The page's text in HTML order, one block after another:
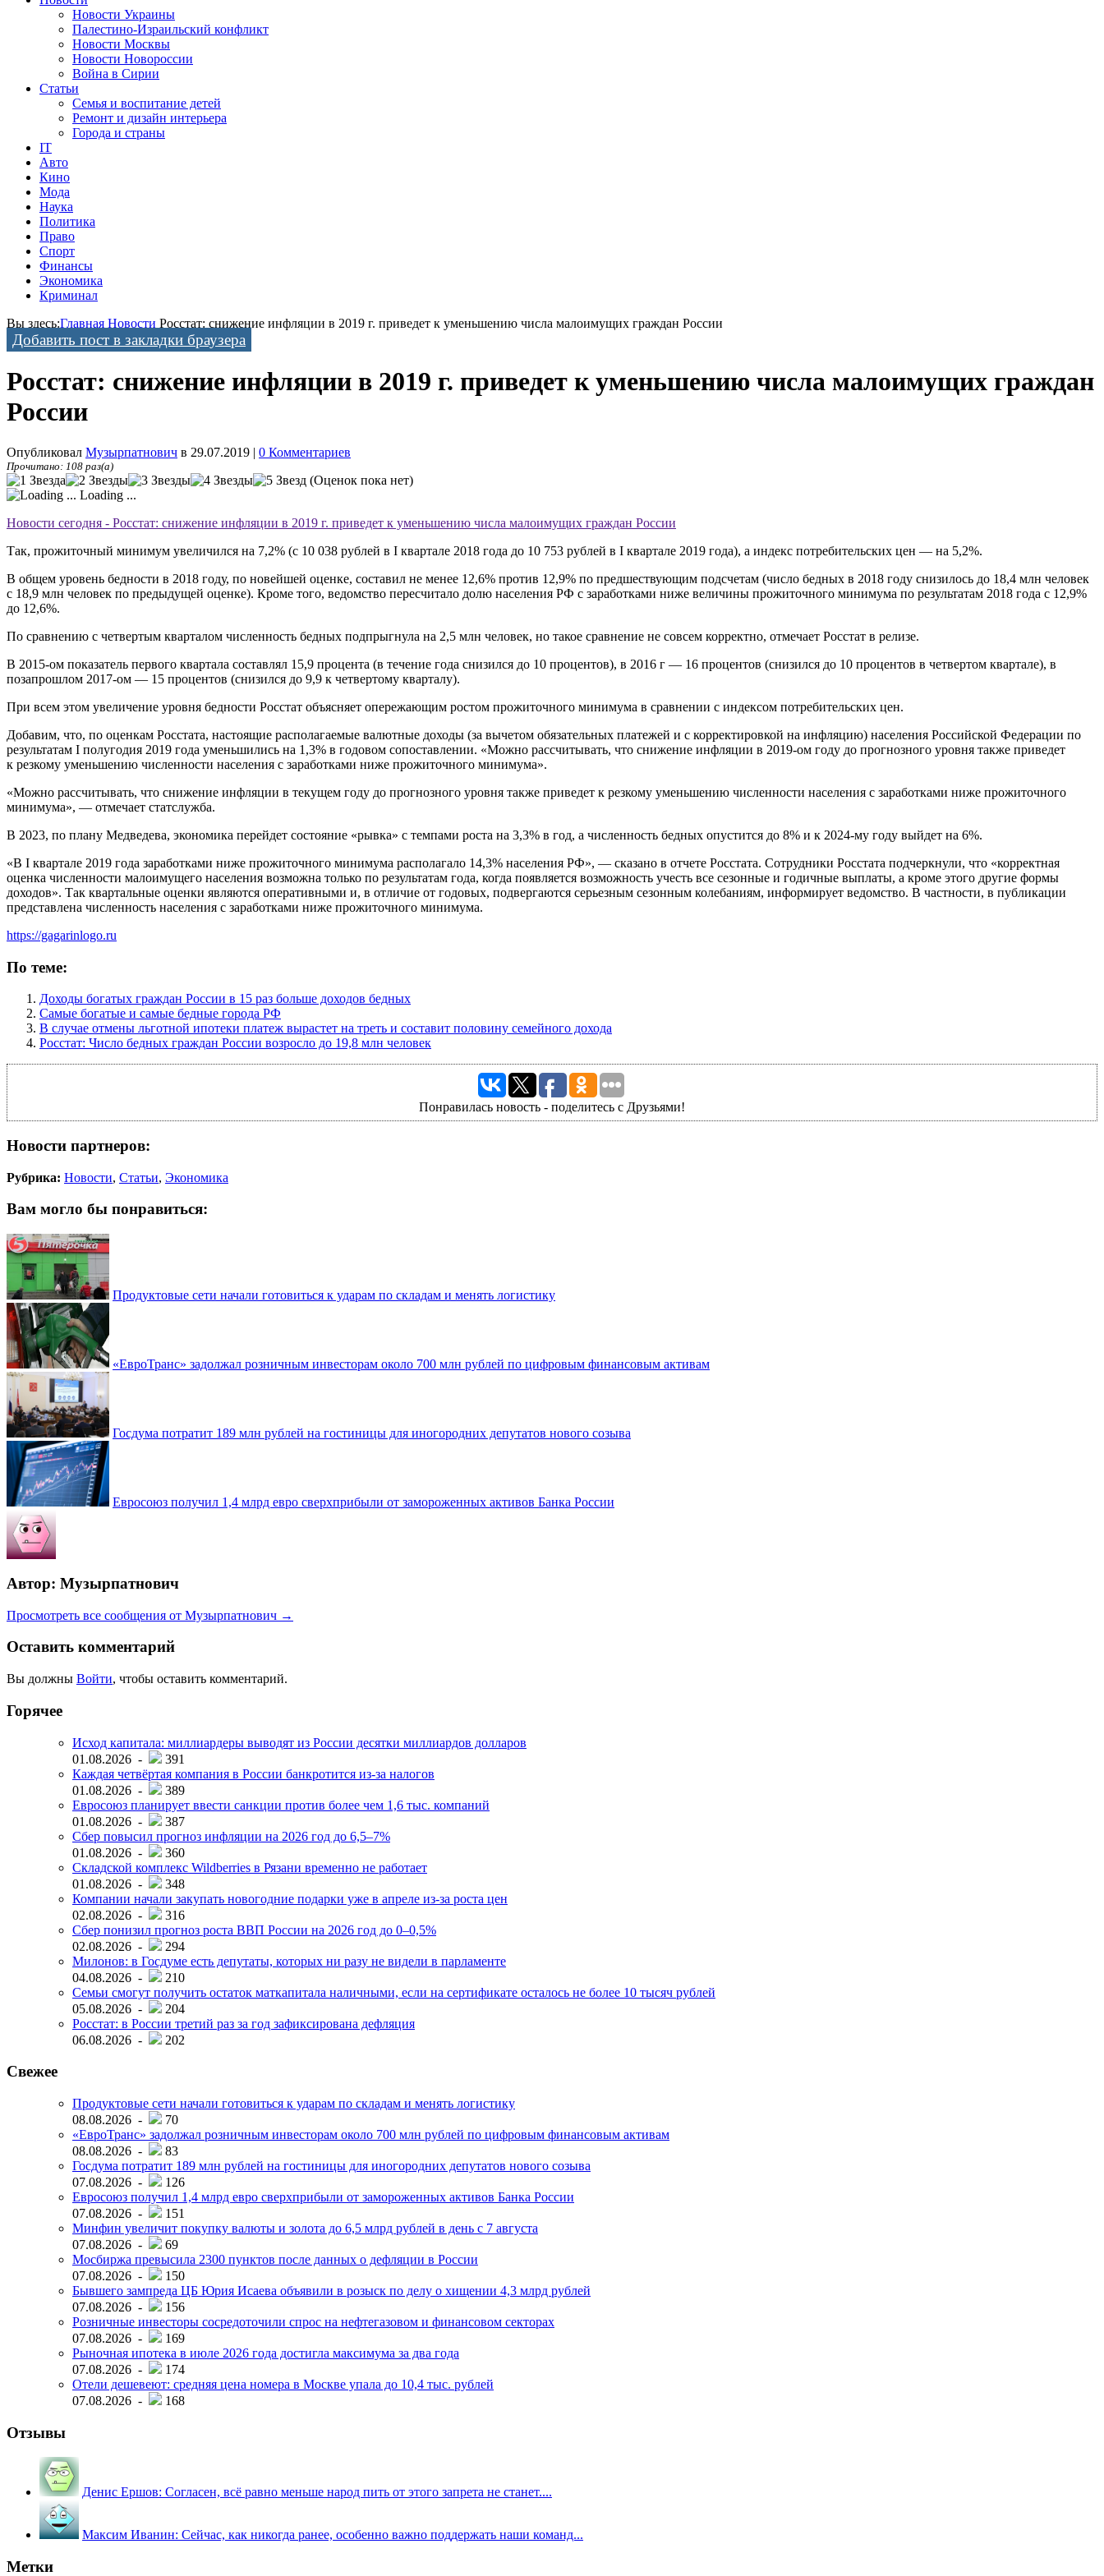
Новости Украины
Палестино-Израильский конфликт
Новости Москвы
Новости Новороссии
Война в Сирии
Статьи
Семья и воспитание детей
Ремонт и дизайн интерьера
Города и страны
IT
Авто
Кино
Мода
Наука
Политика
Право
Спорт
Финансы
Экономика
Криминал
Вы здесь:Главная Новости Росстат: снижение инфляции в 2019 г. приведет к уменьшению числа малоимущих граждан России
Добавить пост в закладки браузера
Росстат: снижение инфляции в 2019 г. приведет к уменьшению числа малоимущих граждан
России
Опубликовал Музырпатнович в 29.07.2019 | 0 Комментариев
Прочитано: 108 раз(а)
(Оценок пока нет)
Loading ...
Новости сегодня - Росстат: снижение инфляции в 2019 г. приведет к уменьшению числа малоимущих граждан России
Так, прожиточный минимум увеличился на 7,2% (с 10 038 рублей в I квартале 2018 года до 10 753 рублей в I квартале 2019 года), а индекс потребительских цен — на 5,2%.
В общем уровень бедности в 2018 году, по новейшей оценке, составил не менее 12,6% против 12,9% по предшествующим подсчетам (число бедных в 2018 году снизилось до 18,4 млн человек
с 18,9 млн человек по предыдущей оценке). Кроме того, ведомство пересчитало долю населения РФ с заработками ниже величины прожиточного минимума по результатам 2018 года с 12,9%
до 12,6%.
По сравнению с четвертым кварталом численность бедных подпрыгнула на 2,5 млн человек, но такое сравнение не совсем корректно, отмечает Росстат в релизе.
В 2015-ом показатель первого квартала составлял 15,9 процента (в течение года снизился до 10 процентов), в 2016 г — 16 процентов (снизился до 10 процентов в четвертом квартале), в
позапрошлом 2017-ом — 15 процентов (снизился до 9,9 к четвертому кварталу).
При всем этом увеличение уровня бедности Росстат объясняет опережающим ростом прожиточного минимума в сравнении с индексом потребительских цен.
Добавим, что, по оценкам Росстата, настоящие располагаемые валютные доходы (за вычетом обязательных платежей и с корректировкой на инфляцию) населения Российской Федерации по
результатам I полугодия 2019 года уменьшились на 1,3% в годовом сопоставлении. «Можно рассчитывать, что снижение инфляции в 2019-ом году до прогнозного уровня также приведет
к резкому уменьшению численности населения с заработками ниже прожиточного минимума».
«Можно рассчитывать, что снижение инфляции в текущем году до прогнозного уровня также приведет к резкому уменьшению численности населения с заработками ниже прожиточного
минимума», — отмечает статслужба.
В 2023, по плану Медведева, экономика перейдет состояние «рывка» с темпами роста на 3,3% в год, а численность бедных опустится до 8% и к 2024-му году выйдет на 6%.
«В I квартале 2019 года заработками ниже прожиточного минимума располагало 14,3% населения РФ», — сказано в отчете Росстата. Сотрудники Росстата подчеркнули, что «корректная
оценка численности малоимущего населения возможна только по результатам года, когда появляется возможность учесть все сезонные и годичные выплаты, а кроме этого другие формы
доходов». Так квартальные оценки являются оперативными и, в отличие от годовых, подвергаются серьезным сезонным колебаниям, информирует ведомство. В частности, в публикации
представлена численность населения с заработками ниже прожиточного минимума.
https://gagarinlogo.ru
По теме:
Доходы богатых граждан России в 15 раз больше доходов бедных
Самые богатые и самые бедные города РФ
В случае отмены льготной ипотеки платеж вырастет на треть и составит половину семейного дохода
Росстат: Число бедных граждан России возросло до 19,8 млн человек
Понравилась новость - поделитесь с Друзьями!
Новости партнеров:
Рубрика: Новости, Статьи, Экономика
Вам могло бы понравиться:
Продуктовые сети начали готовиться к ударам по складам и менять логистику
«ЕвроТранс» задолжал розничным инвесторам около 700 млн рублей по цифровым финансовым активам
Госдума потратит 189 млн рублей на гостиницы для иногородних депутатов нового созыва
Евросоюз получил 1,4 млрд евро сверхприбыли от замороженных активов Банка России
Автор: Музырпатнович
Просмотреть все сообщения от Музырпатнович →
Оставить комментарий
Вы должны Войти, чтобы оставить комментарий.
Горячее
Исход капитала: миллиардеры выводят из России десятки миллиардов долларов
01.08.2026 -
391
Каждая четвёртая компания в России банкротится из-за налогов
01.08.2026 -
389
Евросоюз планирует ввести санкции против более чем 1,6 тыс. компаний
01.08.2026 -
387
Сбер повысил прогноз инфляции на 2026 год до 6,5–7%
01.08.2026 -
360
Складской комплекс Wildberries в Рязани временно не работает
01.08.2026 -
348
Компании начали закупать новогодние подарки уже в апреле из-за роста цен
02.08.2026 -
316
Сбер понизил прогноз роста ВВП России на 2026 год до 0–0,5%
02.08.2026 -
294
Милонов: в Госдуме есть депутаты, которых ни разу не видели в парламенте
04.08.2026 -
210
Семьи смогут получить остаток маткапитала наличными, если на сертификате осталось не более 10 тысяч рублей
05.08.2026 -
204
Росстат: в России третий раз за год зафиксирована дефляция
06.08.2026 -
202
Свежее
Продуктовые сети начали готовиться к ударам по складам и менять логистику
08.08.2026 -
70
«ЕвроТранс» задолжал розничным инвесторам около 700 млн рублей по цифровым финансовым активам
08.08.2026 -
83
Госдума потратит 189 млн рублей на гостиницы для иногородних депутатов нового созыва
07.08.2026 -
126
Евросоюз получил 1,4 млрд евро сверхприбыли от замороженных активов Банка России
07.08.2026 -
151
Минфин увеличит покупку валюты и золота до 6,5 млрд рублей в день с 7 августа
07.08.2026 -
69
Мосбиржа превысила 2300 пунктов после данных о дефляции в России
07.08.2026 -
150
Бывшего зампреда ЦБ Юрия Исаева объявили в розыск по делу о хищении 4,3 млрд рублей
07.08.2026 -
156
Розничные инвесторы сосредоточили спрос на нефтегазовом и финансовом секторах
07.08.2026 -
169
Рыночная ипотека в июле 2026 года достигла максимума за два года
07.08.2026 -
174
Отели дешевеют: средняя цена номера в Москве упала до 10,4 тыс. рублей
07.08.2026 -
168
Отзывы
Денис Ершов: Согласен, всё равно меньше народ пить от этого запрета не станет....
Максим Иванин: Сейчас, как никогда ранее, особенно важно поддержать наши команд...
Метки